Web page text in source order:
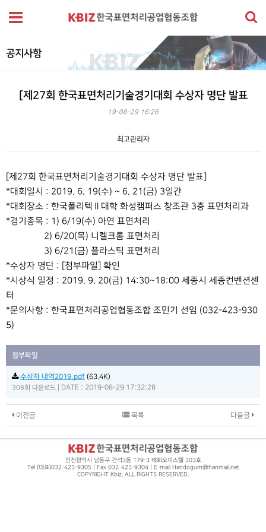
공지사항
[제27회 한국표면처리기술경기대회 수상자 명단 발표
19-08-29 16:26
최고관리자
[제27회 한국표면처리기술경기대회 수상자 명단 발표]
*대회일시 : 2019. 6. 19(수) ~ 6. 21(금) 3일간
*대회장소 : 한국폴리텍Ⅱ대학 화성캠퍼스 창조관 3층 표면처리과
*경기종목 : 1) 6/19(수) 아연 표면처리
2) 6/20(목) 니켈크롬 표면처리
3) 6/21(금) 플라스틱 표면처리
*수상자 명단 : [첨부파일] 확인
*시상식 일정 : 2019. 9. 20(금) 14:30~18:00 세종시 세종컨벤션센
터
*문의사항 : 한국표면처리공업협동조합 조민기 선임 (032-423-930
5)
첨부파일
수상자 내역2019.pdf (63.4K)
308회 다운로드 DATE : 2019-08-29 17:32:28
이전글 다음글
목록
인천광역시 남동구 간석3동 179-3 태화오피스텔 303호
Tel (대표)032-423-9305 | Fax 032-423-9304 | E-mail Handogum@hanmail.net
COPYRIGHT Kbiz. ALL RIGHTS RESERVED.